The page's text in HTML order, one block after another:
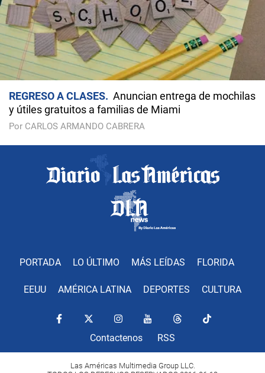
REGRESO A CLASES
Anuncian entrega de mochilas
y útiles gratuitos a familias de Miami
Por CARLOS ARMANDO CABRERA
PORTADA LO ÚLTIMO MÁS LEÍDAS FLORIDA
EEUU AMÉRICA LATINA DEPORTES CULTURA
Contactenos RSS
Las Américas Multimedia Group LLC.